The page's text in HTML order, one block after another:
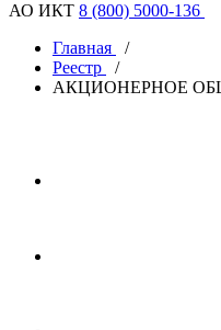
АО ИКТ 8 (800) 5000-136
Главная
/
Реестр
/
АКЦИОНЕРНОЕ